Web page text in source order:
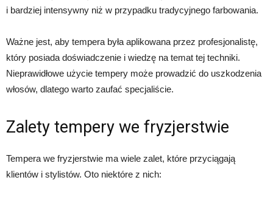
i bardziej intensywny niż w przypadku tradycyjnego farbowania.
Ważne jest, aby tempera była aplikowana przez profesjonalistę,
który posiada doświadczenie i wiedzę na temat tej techniki.
Nieprawidłowe użycie tempery może prowadzić do uszkodzenia
włosów, dlatego warto zaufać specjaliście.
Zalety tempery we fryzjerstwie
Tempera we fryzjerstwie ma wiele zalet, które przyciągają
klientów i stylistów. Oto niektóre z nich: